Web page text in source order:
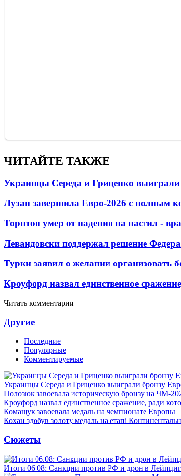
ЧИТАЙТЕ ТАКЖЕ
Украинцы Середа и Гриценко выиграли
Лузан завершила Евро-2026 с полным
Торнтон умер от падения на настил -
Левандовски поддержал решение
Турки заявил о желании организовать
Кроуфорд назвал единственное
Читать комментарии
Другие
Последние
Популярные
Комментируемые
Украинцы Середа и Гриценко выиграли бронзу
Полозюк завоевала историческую бронзу на ЧМ-
Кроуфорд назвал единственное сражение, ради
Комащук завоевала медаль на чемпионате Европы
Кохан здобув золоту медаль на етапі
Сюжеты
Итоги 06.08: Санкции против РФ и дрон в